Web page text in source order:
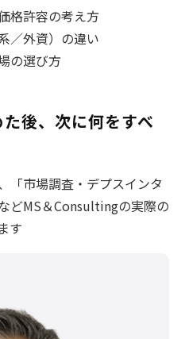
格許容の考え方
／外資）の違い
の選び方
後、次に何をすべ
「市場調査・デプスインタ
どMS＆Consultingの実際の
す